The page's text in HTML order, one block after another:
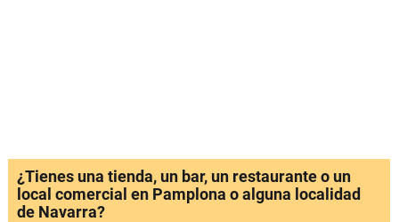
¿Tienes una tienda, un bar, un restaurante o un
local comercial en Pamplona o alguna localidad
de Navarra?